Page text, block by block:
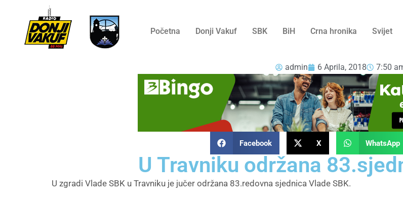
Početna Donji Vakuf SBK BiH Crna hronika Svijet
admin 6 Aprila, 2018 7:50
Facebook X WhatsApp
U Travniku održana
U zgradi Vlade SBK u Travniku je jučer održana 83.redovna sjednica Vlade SBK.